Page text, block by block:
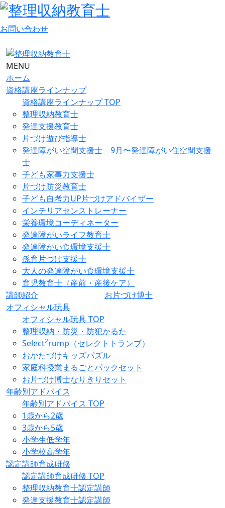
お問い合わせ
MENU
ホーム
資格講座ラインナップ
資格講座ラインナップ TOP
整理収納教育士
発達支援教育士
片づけ遊び指導士
発達障がい空間支援士 9月〜発達障がい住空間支援
士
子ども家事力支援士
片づけ防災教育士
子ども自考力UP片づけアドバイザー
インテリアセンストレーナー
栄養環境コーディネーター
発達障がいライフ教育士
発達障がい食環境支援士
孫育片づけ支援士
大人の発達障がい食環境支援士
育児教育士（産前・産後ケア）
講師紹介
お片づけ博士
オフィシャル玩具
オフィシャル玩具 TOP
整理収納・防災・防犯かるた
Select2rump（セレクトトランプ）
おかたづけキッズパズル
家庭科授業まるごとパックセット
お片づけ博士なりきりセット
年齢別アドバイス
年齢別アドバイス TOP
1歳から2歳
3歳から5歳
小学生低学年
小学校高学年
認定講師育成研修
認定講師育成研修 TOP
整理収納教育士認定講師
発達支援教育士認定講師